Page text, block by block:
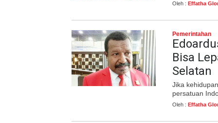
Oleh : Effatha
Pemerintahan
Bisa
Selatan
Jika
persatuan
Oleh : Effatha